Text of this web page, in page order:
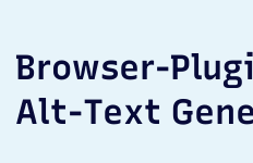
Browser-
Alt-Text